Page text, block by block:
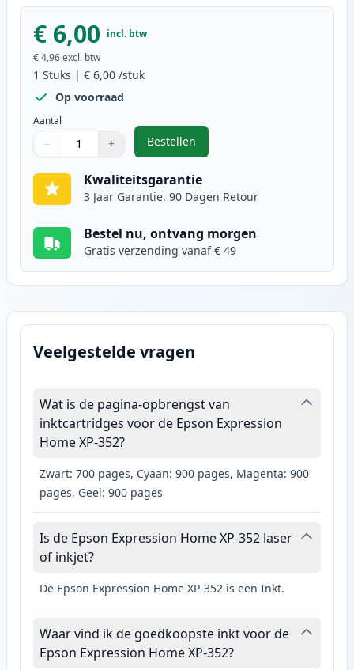
€ 6,00 incl. btw
€ 4,96excl. btw
1 Stuks | € 6,00 /stuk
Op voorraad
Aantal
Gebruik de knoppen om aan te passen
− +
1
Bestellen
,Epson 29XL (T2994)
Kwaliteitsgarantie
3 Jaar Garantie. 90 Dagen Retour
Bestel nu, ontvang morgen
Gratis verzending vanaf € 49
Veelgestelde vragen
Wat is de pagina-opbrengst van
inktcartridges voor de Epson Expression
Home XP-352?
Zwart: 700 pages, Cyaan: 900 pages, Magenta: 900
pages, Geel: 900 pages
Is de Epson Expression Home XP-352 laser
of inkjet?
De Epson Expression Home XP-352 is een Inkt.
Waar vind ik de goedkoopste inkt voor de
Epson Expression Home XP-352?